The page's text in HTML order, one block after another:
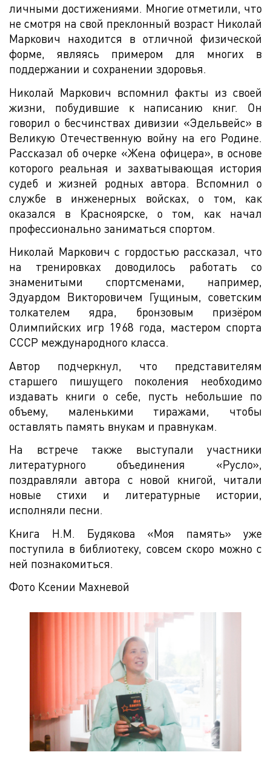
личными достижениями. Многие отметили, что
не смотря на свой преклонный возраст Николай
Маркович находится в отличной физической
форме, являясь примером для многих в
поддержании и сохранении здоровья.
Николай Маркович вспомнил факты из своей
жизни, побудившие к написанию книг. Он
говорил о бесчинствах дивизии «Эдельвейс» в
Великую Отечественную войну на его Родине.
Рассказал об очерке «Жена офицера», в основе
которого реальная и захватывающая история
судеб и жизней родных автора. Вспомнил о
службе в инженерных войсках, о том, как
оказался в Красноярске, о том, как начал
профессионально заниматься спортом.
Николай Маркович с гордостью рассказал, что
на тренировках доводилось работать со
знаменитыми спортсменами, например,
Эдуардом Викторовичем Гущиным, советским
толкателем ядра, бронзовым призёром
Олимпийских игр 1968 года, мастером спорта
СССР международного класса.
Автор подчеркнул, что представителям
старшего пишущего поколения необходимо
издавать книги о себе, пусть небольшие по
объему, маленькими тиражами, чтобы
оставлять память внукам и правнукам.
На встрече также выступали участники
литературного объединения «Русло»,
поздравляли автора с новой книгой, читали
новые стихи и литературные истории,
исполняли песни.
Книга Н.М. Будякова «Моя память» уже
поступила в библиотеку, совсем скоро можно с
ней познакомиться.
Фото Ксении Махневой